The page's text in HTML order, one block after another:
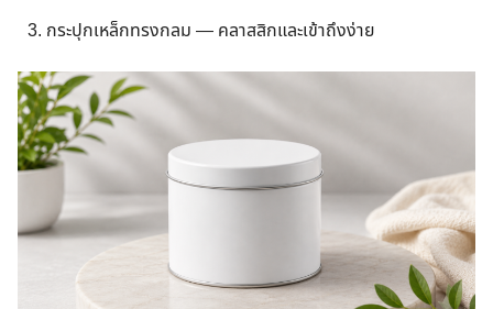
กระปุกเหล็กทรงกลม — คลาสสิกและเข้าถึงง่าย